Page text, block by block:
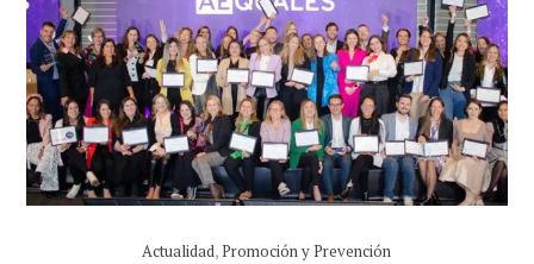
Actualidad,Promoción y Prevención